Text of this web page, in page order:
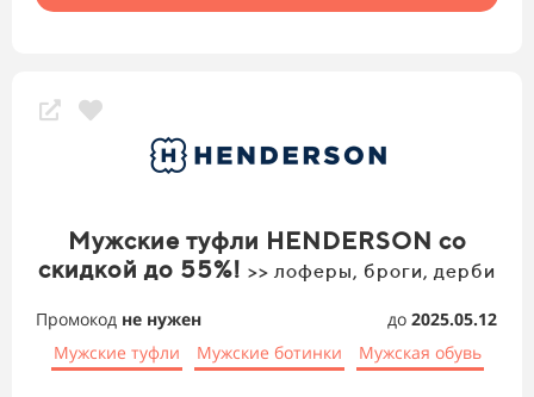
Мужские туфли HENDERSON со
скидкой до 55%! >> лоферы, броги, дерби
Промокод не нужен до 2025.05.12
Мужские туфли
Мужские ботинки Мужская обувь